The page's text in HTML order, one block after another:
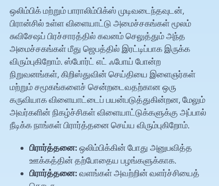
ஒலிம்பிக் மற்றும் பாராலிம்பிக்ஸ் முடிவடைந்தவுடன்,
பிரான்சில் உள்ள விளையாட்டு அமைச்சகங்கள் மூலம்
சுவிசேஷப் பிரச்சாரத்தில் கவனம் செலுத்தும் அந்த
அமைச்சகங்கள் மீது ஜெபத்தில் இரட்டிப்பாக இருக்க
விரும்புகிறோம். ஸ்போர்ட் எட் ஃபோய் போன்ற
நிறுவனங்கள், கிறிஸ்துவின் செய்தியை இளைஞர்கள்
மற்றும் சமூகங்களைச் சென்றடைவதற்கான ஒரு
கருவியாக விளையாட்டைப் பயன்படுத்துகின்றன, மேலும்
அவர்களின் நிகழ்ச்சிகள் விளையாட்டுக்களுக்கு அப்பால்
நீடிக்க நாங்கள் பிரார்த்தனை செய்ய விரும்புகிறோம்.
பிரார்த்தனை: ஒலிம்பிக்கின் போது அனுபவித்த
ஊக்கத்தின் தற்போதைய பழங்களுக்காக.
பிரார்த்தனை: வளங்கள் அவற்றின் வளர்ச்சியைத்